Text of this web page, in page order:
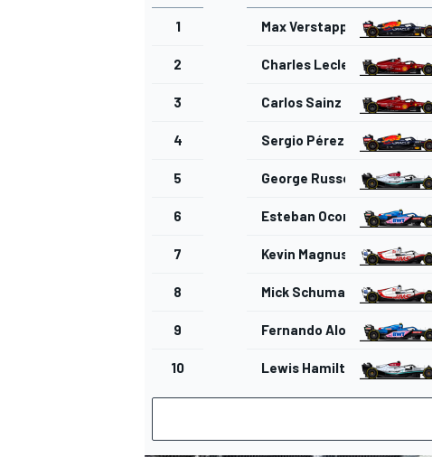
1 Max Verstappen
2 Charles Leclerc
3 Carlos Sainz Jr.
4 Sergio Pérez
5 George Russell
6 Esteban Ocon
7 Kevin Magnussen
8 Mick Schumacher
9 Fernando Alonso
10 Lewis Hamilton